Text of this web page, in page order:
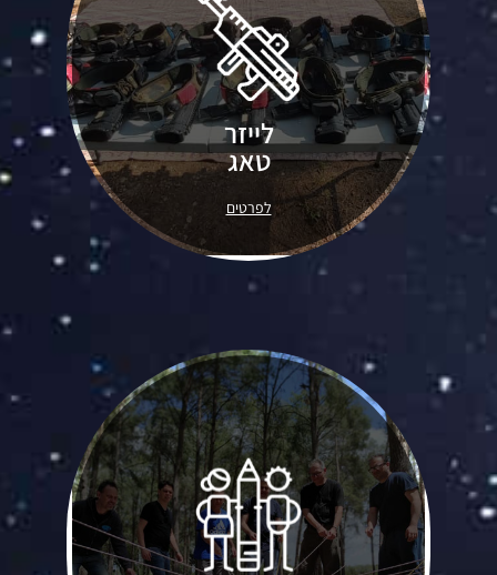
לייזר
טאג
לפרטים
משחק מלחמה עם רובי לייזר וכוונות
טובות.. לפגוע בחברי הקבוצה היריבה.
פעילות מושלמת לאירוע בטבע עם
הרבה אקשן ואדרנלין בשמיים.
מגוון סדנאות שטח בהובלת מנחים